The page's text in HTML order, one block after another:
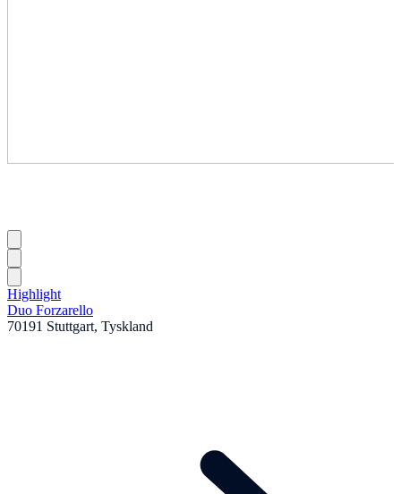
Highlight
Duo Forzarello
70191 Stuttgart, Tyskland